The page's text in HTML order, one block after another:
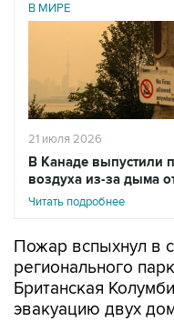
В МИРЕ
21 июля 2026
В Канаде выпустили
воздуха из-за дыма
Читать подробнее
Пожар вспыхнул в
регионального
Британская
эвакуацию двух